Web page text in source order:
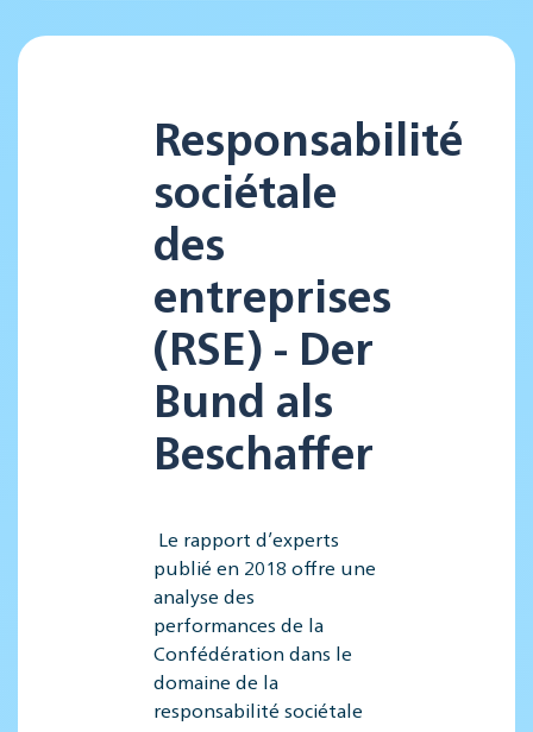
Responsabilité
sociétale
des
entreprises
(RSE) - Der
Bund als
Beschaffer
Le rapport d’experts
publié en 2018 offre une
analyse des
performances de la
Confédération dans le
domaine de la
responsabilité sociétale